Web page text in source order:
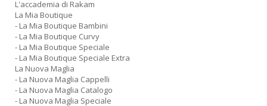
L'accademia di Rakam
La Mia Boutique
- La Mia Boutique Bambini
- La Mia Boutique Curvy
- La Mia Boutique Speciale
- La Mia Boutique Speciale Extra
La Nuova Maglia
- La Nuova Maglia Cappelli
- La Nuova Maglia Catalogo
- La Nuova Maglia Speciale